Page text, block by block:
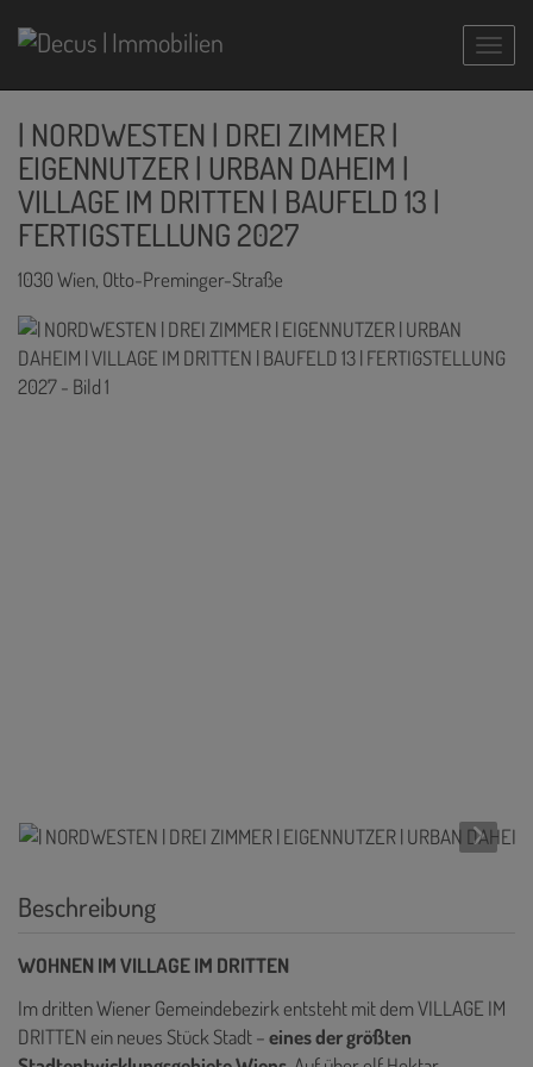
| NORDWESTEN | DREI ZIMMER |
EIGENNUTZER | URBAN DAHEIM |
VILLAGE IM DRITTEN | BAUFELD 13 |
FERTIGSTELLUNG 2027
1030 Wien, Otto-Preminger-Straße
Beschreibung
WOHNEN IM VILLAGE IM DRITTEN
Im dritten Wiener Gemeindebezirk entsteht mit dem VILLAGE IM
DRITTEN ein neues Stück Stadt –eines der größten